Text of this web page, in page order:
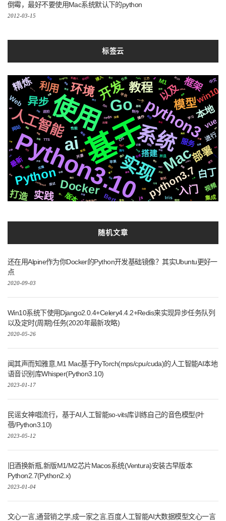
倒霉，最好不要使用Mac系统默认下的python
2012-03-15
标签云
基于
使用
Python3.10系统
ai
实现
Go python3
Mac
人工智能
开发
环境 教程
Python
模型
Docker python3.7
异步
部署
以及
利用
实践 入门
框架
本地
白丁
精炼
打造
win10
搭建
vue
服务
最新
版本
Web
进行
Bert
M1
视频
集成
网站
js Iris
中文
OS
接入
redis
苹果
性能
开源
操作
制作
一个
并且
TTS
平台
进阶
复刻
学习
克隆
任务
面试
api
三方
国内
后端
机器人
深度
记录
编程
Selenium
通过
新版 svg
生成
结构
运行
自动化
音色
响应
ffmpeg
compose
原生
芯片
前后
检测
基础
2020
微软
动画
爬虫
属于
情况
协议
io
聊天
合成
页面
https
简历
快速
布局
识别
集群
流程
可用
声音
机制
社交
数据
推送
需要
格式
字幕
变量
推荐
celery
场景
阻塞
镜像
Apple
各种
存储
遇到
统一
github
切换
方案
钱包
递归
图标
区块
播放
http
矢量
模拟
转换
通信
内容
AppleSilicon
Python3.11
随机文章
还在用Alpine作为你Docker的Python开发基础镜像？其实Ubuntu更好一
点
2020-09-03
Win10系统下使用Django2.0.4+Celery4.4.2+Redis来实现异步任务队列
以及定时(周期)任务(2020年最新攻略)
2020-05-26
闻其声而知雅意,M1 Mac基于PyTorch(mps/cpu/cuda)的人工智能AI本地
语音识别库Whisper(Python3.10)
2023-01-17
民谣女神唱流行，基于AI人工智能so-vits库训练自己的音色模型(叶
蓓/Python3.10)
2023-05-12
旧酒换新瓶,新版M1/M2芯片Macos系统(Ventura)安装古早版本
Python2.7(Python2.x)
2023-01-04
文心一言,通营销之学,成一家之言,百度人工智能AI大数据模型文心一言